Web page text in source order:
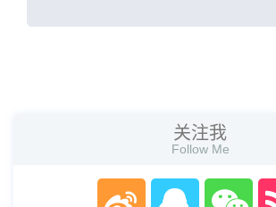
关注我
Follow Me